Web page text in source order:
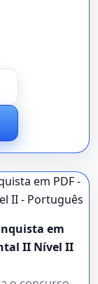
em
II Nível II